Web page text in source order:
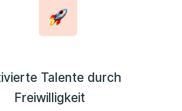
Talente durch
Freiwilligkeit